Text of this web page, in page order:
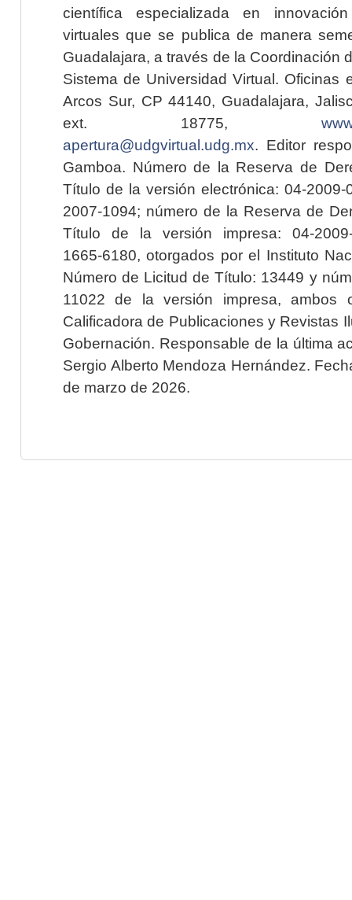
científica especializada en
virtuales que se publica de manera
Guadalajara, a través de la Coordinación
Sistema de Universidad Virtual. Oficinas
Arcos Sur, CP 44140, Guadalajara,
ext. 18775,
apertura@udgvirtual.udg.mx. Editor
Gamboa. Número de la Reserva de
Título de la versión electrónica: 04-2009-
2007-1094; número de la Reserva de
Título de la versión impresa: 04-2009-
1665-6180, otorgados por el Instituto
Número de Licitud de Título: 13449 y
11022 de la versión impresa, ambos
Calificadora de Publicaciones y Revistas
Gobernación. Responsable de la última
Sergio Alberto Mendoza Hernández.
de marzo de 2026.